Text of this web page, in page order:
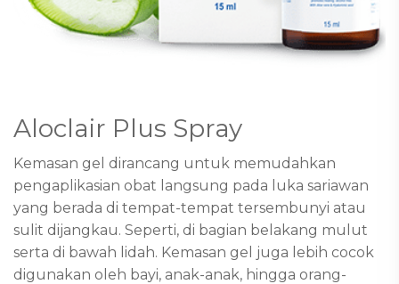
Aloclair Plus Spray
Kemasan gel dirancang untuk memudahkan
pengaplikasian obat langsung pada luka sariawan
yang berada di tempat-tempat tersembunyi atau
sulit dijangkau. Seperti, di bagian belakang mulut
serta di bawah lidah. Kemasan gel juga lebih cocok
digunakan oleh bayi, anak-anak, hingga orang-